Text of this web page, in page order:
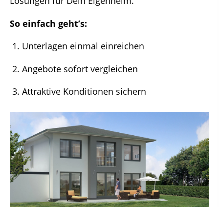
So einfach geht’s:
Unterlagen einmal einreichen
Angebote sofort vergleichen
Attraktive Konditionen sichern